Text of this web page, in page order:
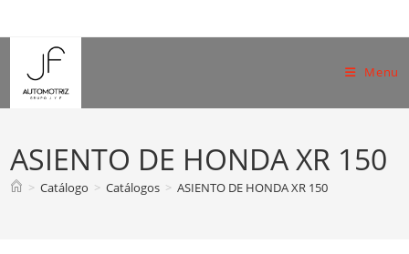
to
content
Menu
ASIENTO DE HONDA XR 150
> Catálogo > Catálogos > ASIENTO DE HONDA XR 150